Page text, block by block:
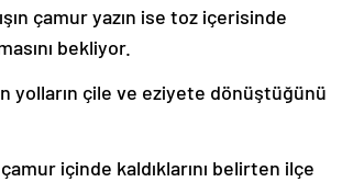
çamur yazın ise toz içerisinde
bekliyor.
yolların çile ve eziyete dönüştüğünü
içinde kaldıklarını belirten ilçe